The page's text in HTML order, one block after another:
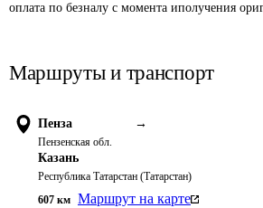
оплата по безналу с момента иполучения
Маршруты и транспорт
Пенза →
Пензенская обл.
Казань
Республика Татарстан (Татарстан)
607 км Маршрут на карте